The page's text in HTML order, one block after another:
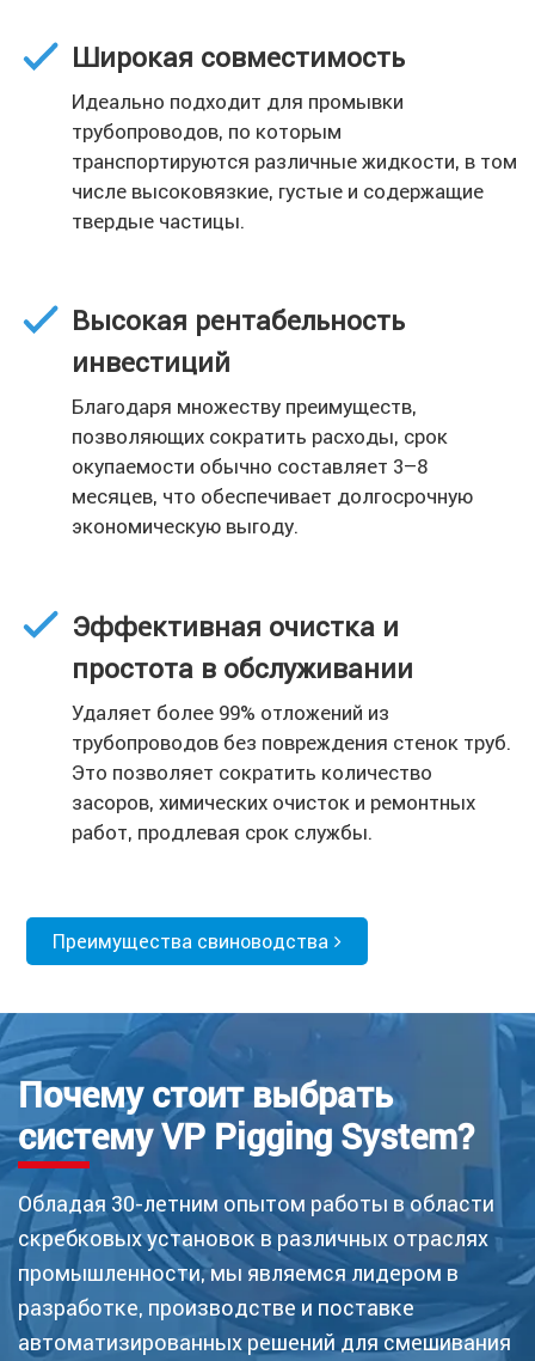
Широкая совместимость
Идеально подходит для промывки
трубопроводов, по которым
транспортируются различные жидкости, в том
числе высоковязкие, густые и содержащие
твердые частицы.
Высокая рентабельность
инвестиций
Благодаря множеству преимуществ,
позволяющих сократить расходы, срок
окупаемости обычно составляет 3–8
месяцев, что обеспечивает долгосрочную
экономическую выгоду.
Эффективная очистка и
простота в обслуживании
Удаляет более 99% отложений из
трубопроводов без повреждения стенок труб.
Это позволяет сократить количество
засоров, химических очисток и ремонтных
работ, продлевая срок службы.
Преимущества свиноводства
Почему стоит выбрать
систему VP Pigging System?
Обладая 30-летним опытом работы в области
скребковых установок в различных отраслях
промышленности, мы являемся лидером в
разработке, производстве и поставке
автоматизированных решений для смешивания